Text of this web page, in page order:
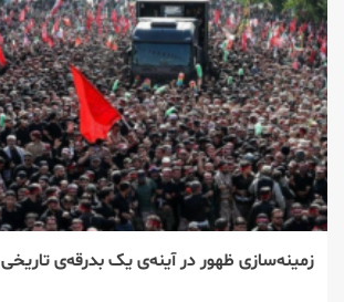
زمینه‌سازی ظهور در آینه‌ی یک بدرقه‌ی تاریخی